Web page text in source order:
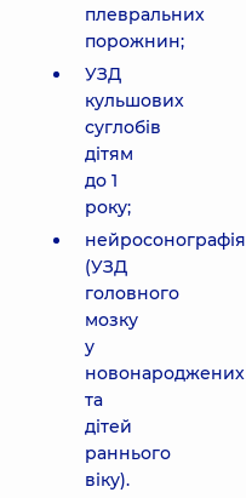
плевральних
порожнин;
УЗД
кульшових
суглобів
дітям
до 1
року;
нейросонографія
(УЗД
головного
мозку
у
новонароджених
та
дітей
раннього
віку).